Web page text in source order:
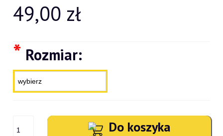
49,00 zł
* Rozmiar:
Do koszyka